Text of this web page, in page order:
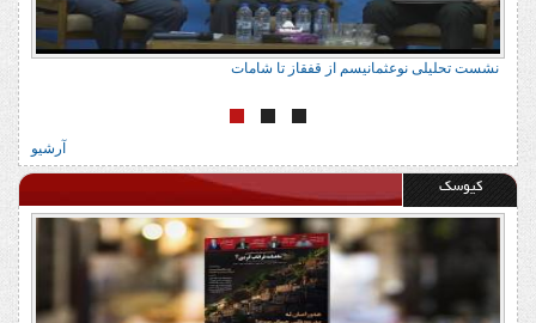
نشست تحلیلی نوعثمانیسم از قفقاز تا شامات
آرشیو
کیوسک